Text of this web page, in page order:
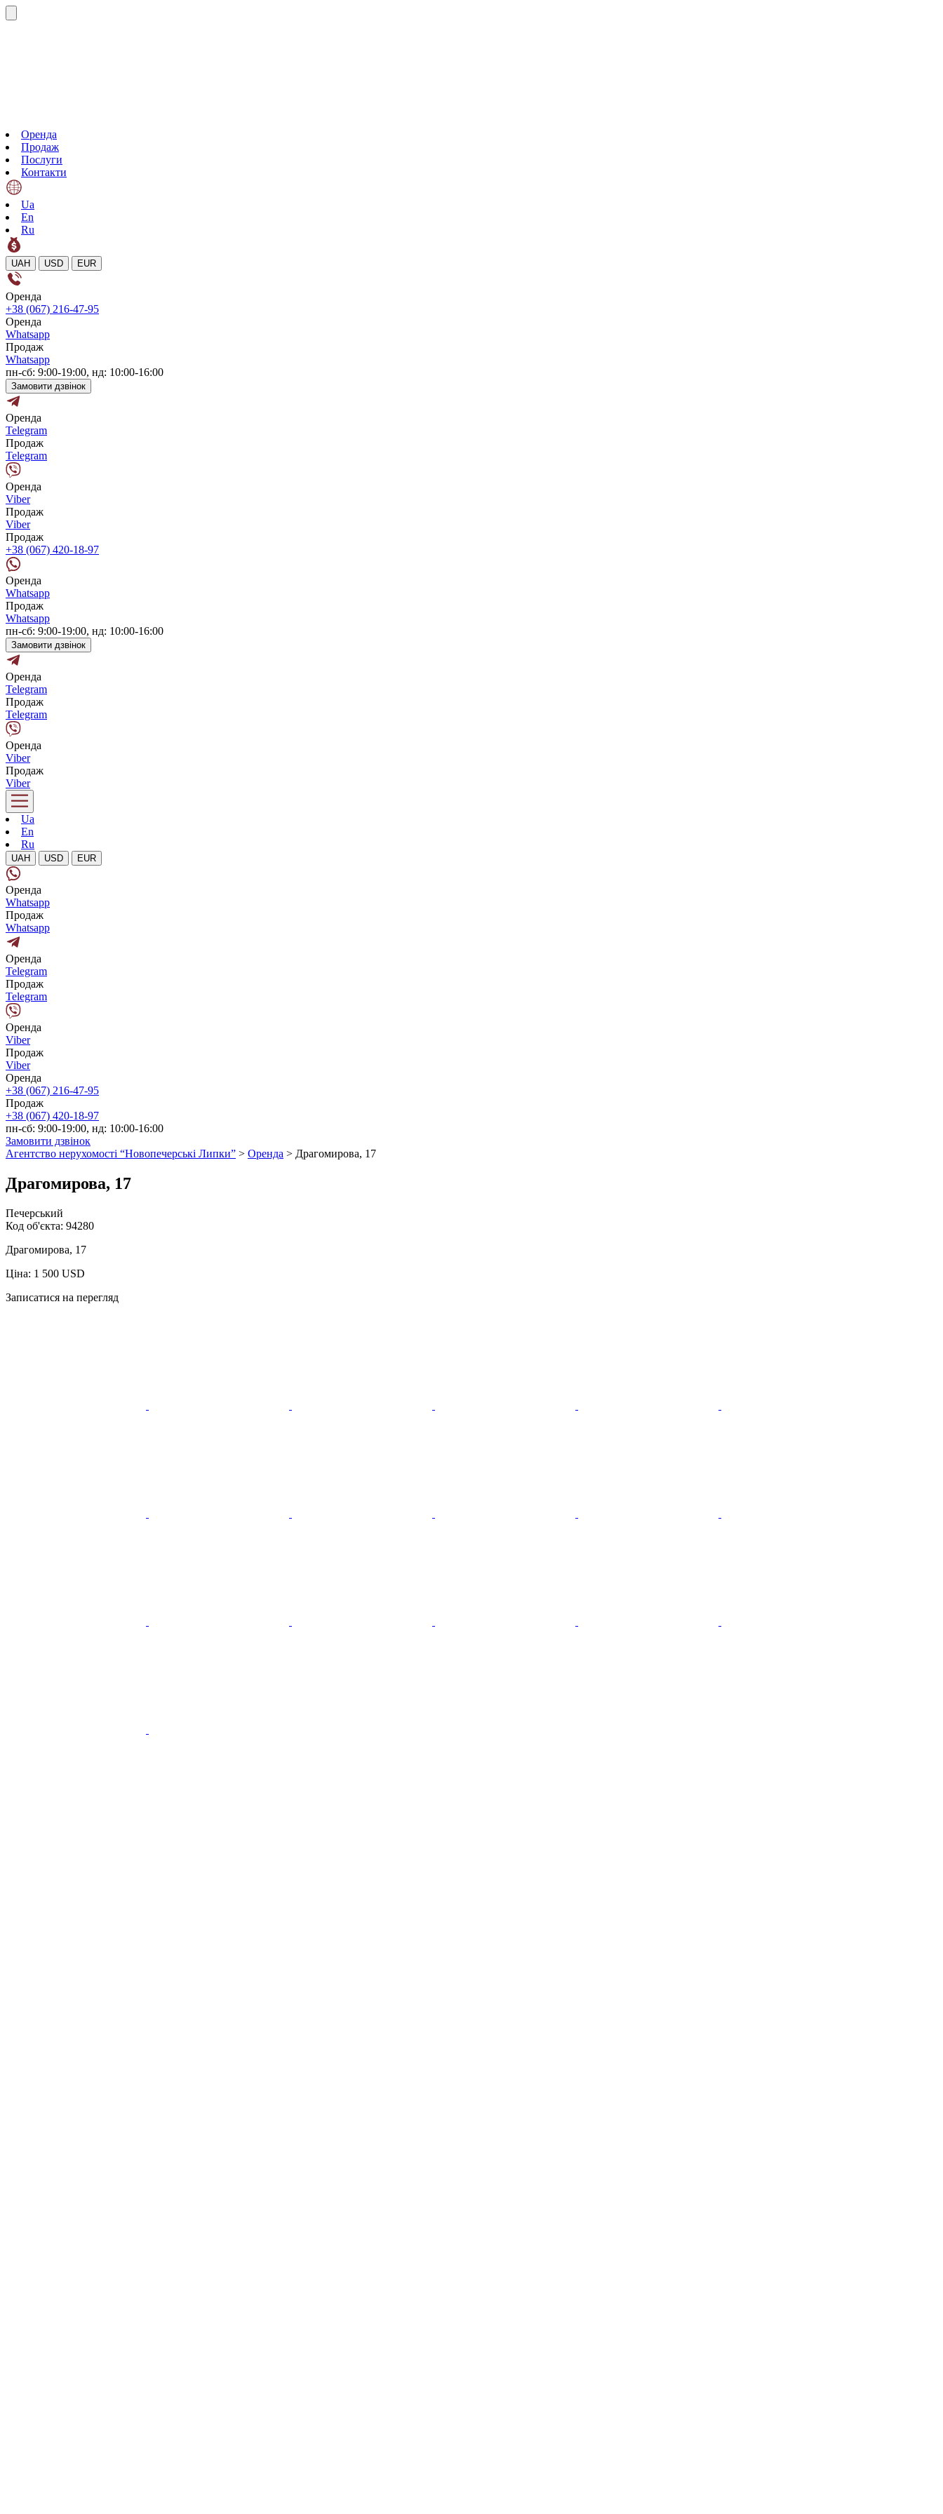
Оренда
Продаж
Послуги
Контакти
Ua
En
Ru
UAH USD EUR
Оренда
+38 (067) 216-47-95
Оренда
Whatsapp
Продаж
Whatsapp
пн-сб: 9:00-19:00, нд: 10:00-16:00
Замовити дзвінок
Оренда
Telegram
Продаж
Telegram
Оренда
Viber
Продаж
Viber
Продаж
+38 (067) 420-18-97
Оренда
Whatsapp
Продаж
Whatsapp
пн-сб: 9:00-19:00, нд: 10:00-16:00
Замовити дзвінок
Оренда
Telegram
Продаж
Telegram
Оренда
Viber
Продаж
Viber
Ua
En
Ru
UAH USD EUR
Оренда
Whatsapp
Продаж
Whatsapp
Оренда
Telegram
Продаж
Telegram
Оренда
Viber
Продаж
Viber
Оренда
+38 (067) 216-47-95
Продаж
+38 (067) 420-18-97
пн-сб: 9:00-19:00, нд: 10:00-16:00
Замовити дзвінок
Агентство нерухомості “Новопечерські Липки” > Оренда > Драгомирова, 17
Драгомирова, 17
Печерський
Код об'єкта: 94280
Драгомирова, 17
Ціна: 1 500 USD
Записатися на перегляд